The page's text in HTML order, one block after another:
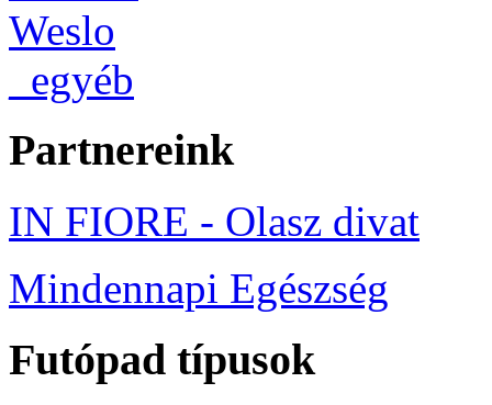
Weslo
_egyéb
Partnereink
IN FIORE - Olasz divat
Mindennapi Egészség
Futópad típusok